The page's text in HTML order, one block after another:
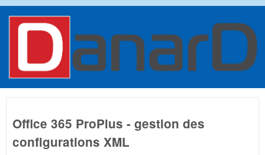
danard.net
Office 365 ProPlus - gestion des
configurations XML